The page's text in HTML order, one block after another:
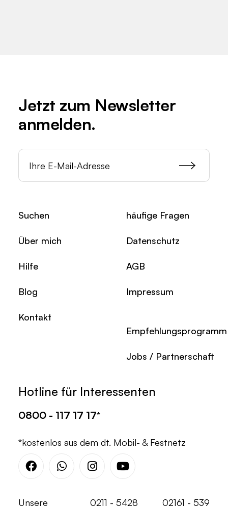
Jetzt zum Newsletter
anmelden.
Suchen
Über mich
Hilfe
Blog
Kontakt
häufige Fragen
Datenschutz
AGB
Impressum
Empfehlungsprogramm
Jobs / Partnerschaft
Hotline für Interessenten
0800 - 117 17 17*
*kostenlos aus dem dt. Mobil- & Festnetz
FacebookWhatsappInstagramYoutube
Unsere 0211 - 5428 02161 - 539